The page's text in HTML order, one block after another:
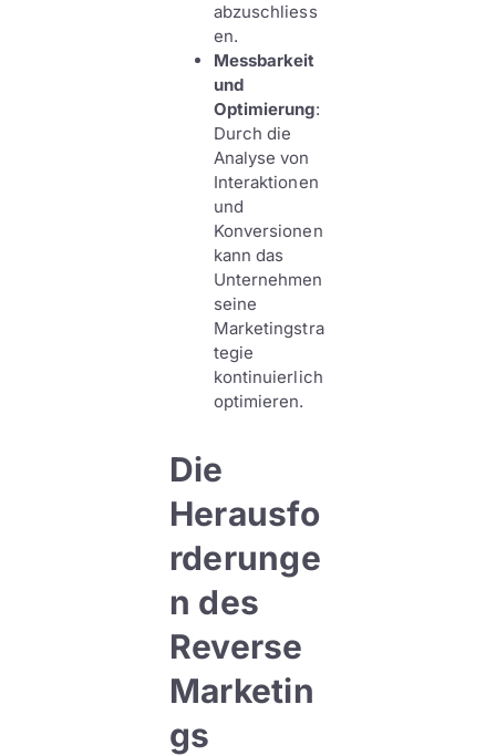
abzuschliess
en.
Messbarkeit
und
Optimierung:
Durch die
Analyse von
Interaktionen
und
Konversionen
kann das
Unternehmen
seine
Marketingstra
tegie
kontinuierlich
optimieren.
Die
Herausfo
rderunge
n des
Reverse
Marketin
gs